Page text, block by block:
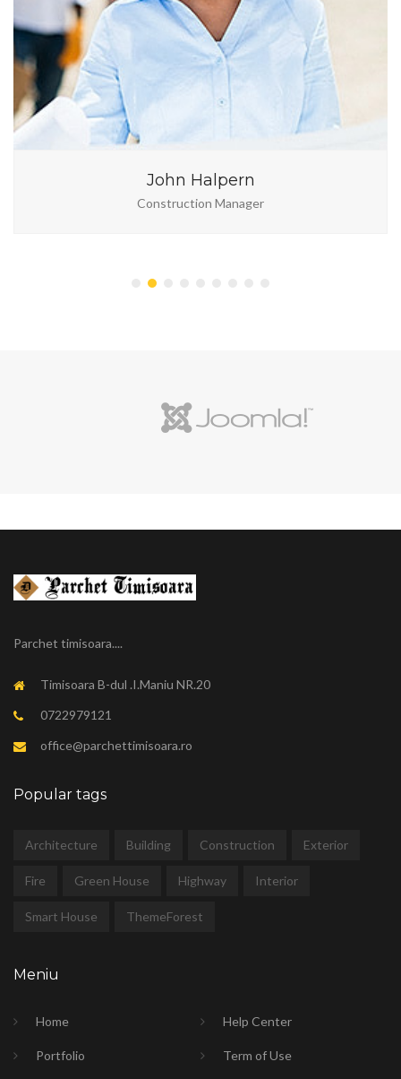
John Halpern
Construction Manager
Parchet timisoara....
Timisoara B-dul .I.Maniu NR.20
0722979121
office@parchettimisoara.ro
Popular tags
Architecture Building Construction Exterior
Fire Green House Highway Interior
Smart House ThemeForest
Meniu
Home Help Center
Portfolio Term of Use